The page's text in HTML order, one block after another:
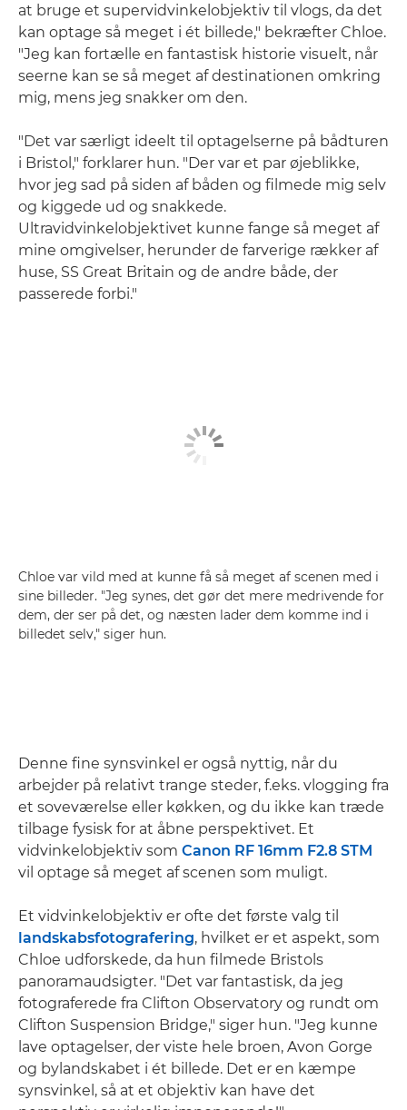
at bruge et supervidvinkelobjektiv til vlogs, da det
kan optage så meget i ét billede," bekræfter Chloe.
"Jeg kan fortælle en fantastisk historie visuelt, når
seerne kan se så meget af destinationen omkring
mig, mens jeg snakker om den.
"Det var særligt ideelt til optagelserne på bådturen
i Bristol," forklarer hun. "Der var et par øjeblikke,
hvor jeg sad på siden af båden og filmede mig selv
og kiggede ud og snakkede.
Ultravidvinkelobjektivet kunne fange så meget af
mine omgivelser, herunder de farverige rækker af
huse, SS Great Britain og de andre både, der
passerede forbi."
Chloe var vild med at kunne få så meget af scenen med i
sine billeder. "Jeg synes, det gør det mere medrivende for
dem, der ser på det, og næsten lader dem komme ind i
billedet selv," siger hun.
Denne fine synsvinkel er også nyttig, når du
arbejder på relativt trange steder, f.eks. vlogging fra
et soveværelse eller køkken, og du ikke kan træde
tilbage fysisk for at åbne perspektivet. Et
vidvinkelobjektiv som Canon RF 16mm F2.8 STM
vil optage så meget af scenen som muligt.
Et vidvinkelobjektiv er ofte det første valg til
landskabsfotografering, hvilket er et aspekt, som
Chloe udforskede, da hun filmede Bristols
panoramaudsigter. "Det var fantastisk, da jeg
fotograferede fra Clifton Observatory og rundt om
Clifton Suspension Bridge," siger hun. "Jeg kunne
lave optagelser, der viste hele broen, Avon Gorge
og bylandskabet i ét billede. Det er en kæmpe
synsvinkel, så at et objektiv kan have det